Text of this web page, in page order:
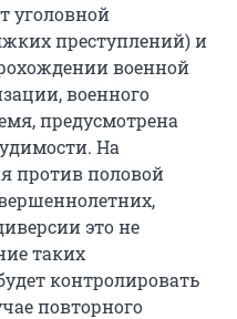
уголовной
преступлений) и
военной
военного
предусмотрена
На
против половой
это не
таких
контролировать
повторного